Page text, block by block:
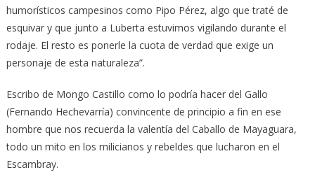
humorísticos campesinos como Pipo Pérez, algo que traté de
esquivar y que junto a Luberta estuvimos vigilando durante el
rodaje. El resto es ponerle la cuota de verdad que exige un
personaje de esta naturaleza”.
Escribo de Mongo Castillo como lo podría hacer del Gallo
(Fernando Hechevarría) convincente de principio a fin en ese
hombre que nos recuerda la valentía del Caballo de Mayaguara,
todo un mito en los milicianos y rebeldes que lucharon en el
Escambray.